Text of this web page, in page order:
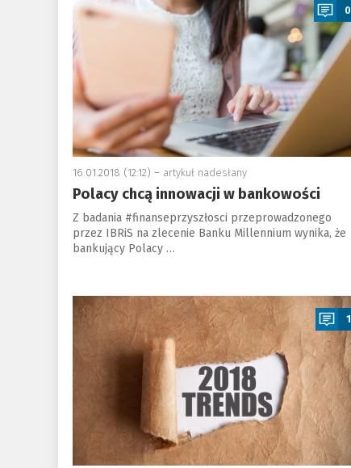
0
16.01.2018 (12:12) – artykuł nadesłany
Polacy chcą innowacji w bankowości
Z badania #finanseprzyszłosci przeprowadzonego
przez IBRiS na zlecenie Banku Millennium wynika, że
bankujący Polacy …
a
1